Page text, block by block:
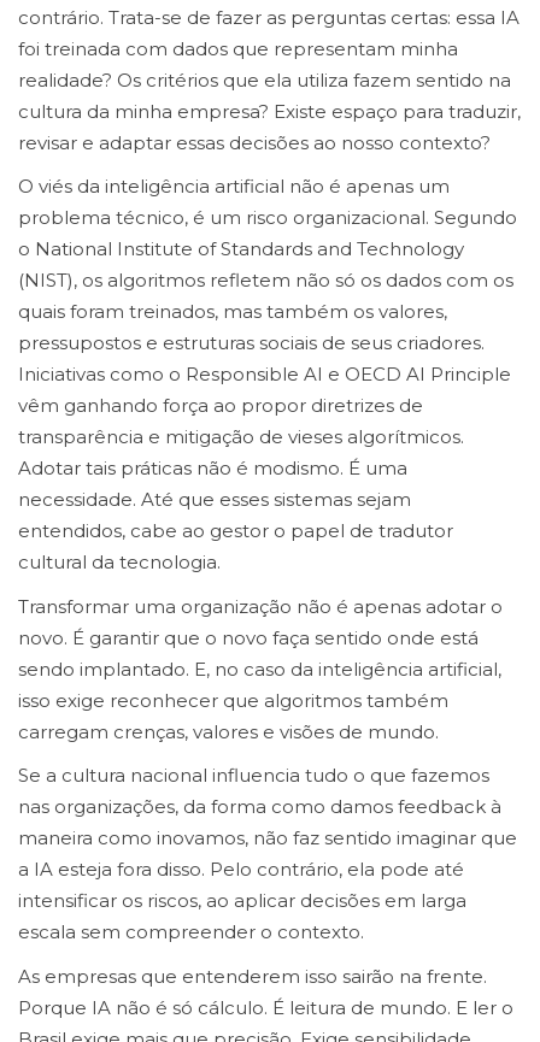
contrário. Trata-se de fazer as perguntas certas: essa IA
foi treinada com dados que representam minha
realidade? Os critérios que ela utiliza fazem sentido na
cultura da minha empresa? Existe espaço para traduzir,
revisar e adaptar essas decisões ao nosso contexto?
O viés da inteligência artificial não é apenas um
problema técnico, é um risco organizacional. Segundo
o National Institute of Standards and Technology
(NIST), os algoritmos refletem não só os dados com os
quais foram treinados, mas também os valores,
pressupostos e estruturas sociais de seus criadores.
Iniciativas como o Responsible AI e OECD AI Principle
vêm ganhando força ao propor diretrizes de
transparência e mitigação de vieses algorítmicos.
Adotar tais práticas não é modismo. É uma
necessidade. Até que esses sistemas sejam
entendidos, cabe ao gestor o papel de tradutor
cultural da tecnologia.
Transformar uma organização não é apenas adotar o
novo. É garantir que o novo faça sentido onde está
sendo implantado. E, no caso da inteligência artificial,
isso exige reconhecer que algoritmos também
carregam crenças, valores e visões de mundo.
Se a cultura nacional influencia tudo o que fazemos
nas organizações, da forma como damos feedback à
maneira como inovamos, não faz sentido imaginar que
a IA esteja fora disso. Pelo contrário, ela pode até
intensificar os riscos, ao aplicar decisões em larga
escala sem compreender o contexto.
As empresas que entenderem isso sairão na frente.
Porque IA não é só cálculo. É leitura de mundo. E ler o